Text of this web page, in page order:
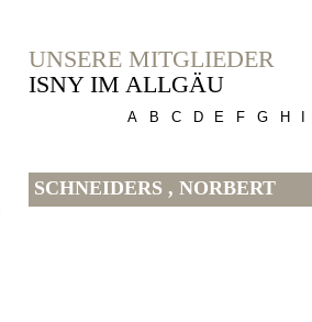
UNSERE MITGLIEDER
ISNY IM ALLGÄU
A B C D E F G H
SCHNEIDERS , NORBERT